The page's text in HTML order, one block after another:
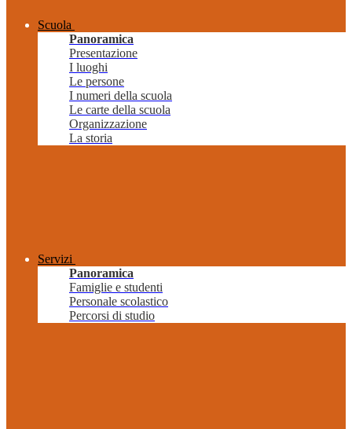
Scuola
Panoramica
Presentazione
I luoghi
Le persone
I numeri della scuola
Le carte della scuola
Organizzazione
La storia
Servizi
Panoramica
Famiglie e studenti
Personale scolastico
Percorsi di studio